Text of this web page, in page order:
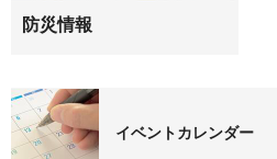
防災情報
イベントカレンダー